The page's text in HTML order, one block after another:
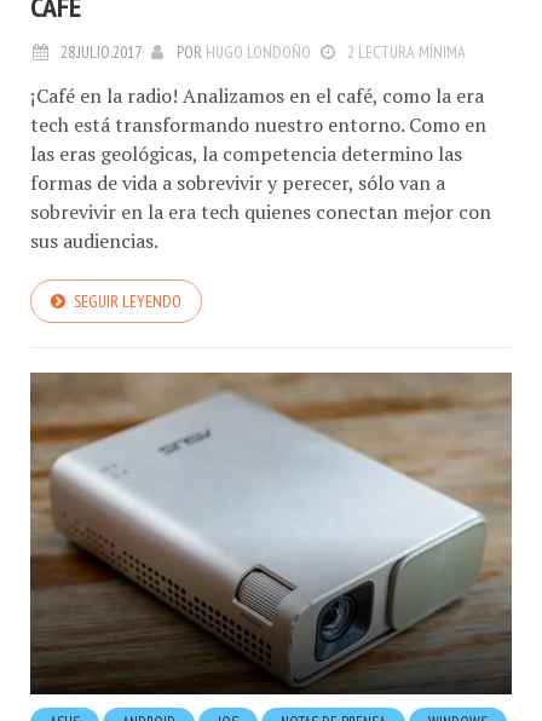
28.JULIO.2017
¡Café en la radio! Analizamos en el café, como la era
tech está transformando nuestro entorno. Como en
las eras geológicas, la competencia determino las
formas de vida a sobrevivir y perecer, sólo van a
sobrevivir en la era tech quienes conectan mejor con
sus audiencias.
ASUS ANDROID IOS NOTAS DE PRENSA WINDOWS